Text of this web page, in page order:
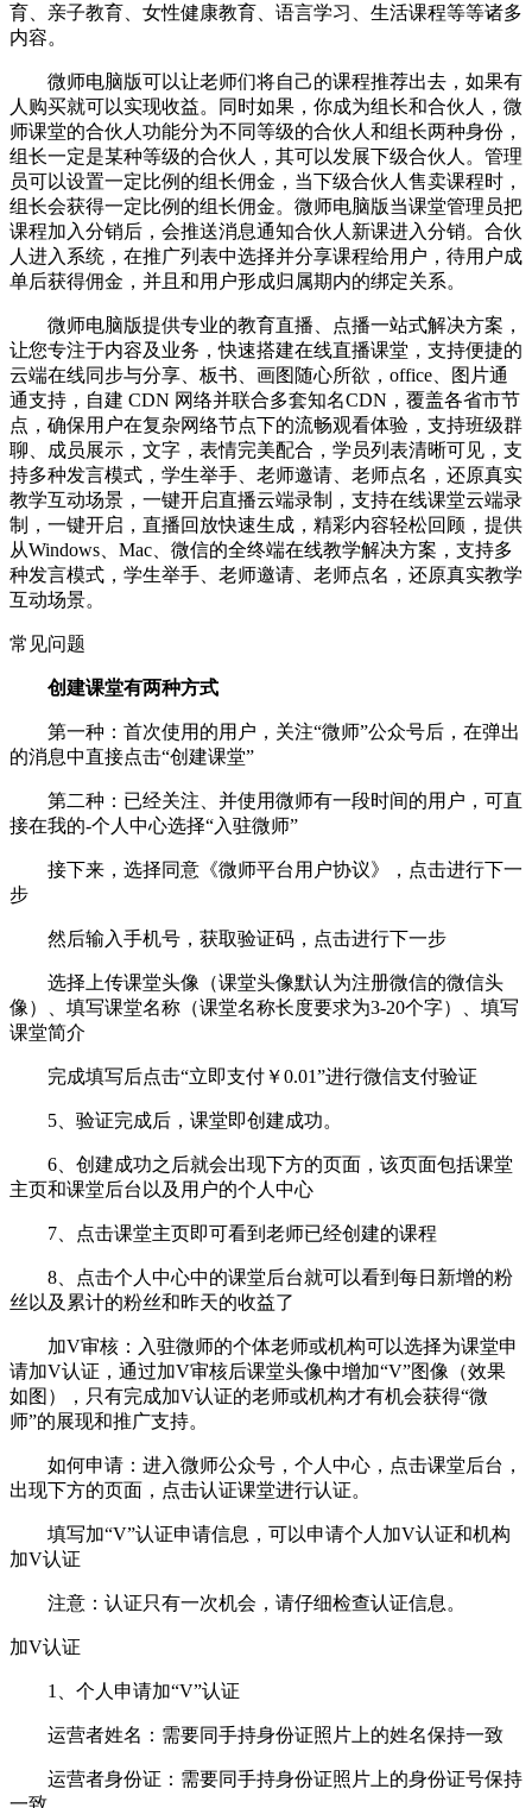
育、亲子教育、女性健康教育、语言学习、生活课程等等诸多
内容。
微师电脑版可以让老师们将自己的课程推荐出去，如果有
人购买就可以实现收益。同时如果，你成为组长和合伙人，微
师课堂的合伙人功能分为不同等级的合伙人和组长两种身份，
组长一定是某种等级的合伙人，其可以发展下级合伙人。管理
员可以设置一定比例的组长佣金，当下级合伙人售卖课程时，
组长会获得一定比例的组长佣金。微师电脑版当课堂管理员把
课程加入分销后，会推送消息通知合伙人新课进入分销。合伙
人进入系统，在推广列表中选择并分享课程给用户，待用户成
单后获得佣金，并且和用户形成归属期内的绑定关系。
微师电脑版提供专业的教育直播、点播一站式解决方案，
让您专注于内容及业务，快速搭建在线直播课堂，支持便捷的
云端在线同步与分享、板书、画图随心所欲，office、图片通
通支持，自建 CDN 网络并联合多套知名CDN，覆盖各省市节
点，确保用户在复杂网络节点下的流畅观看体验，支持班级群
聊、成员展示，文字，表情完美配合，学员列表清晰可见，支
持多种发言模式，学生举手、老师邀请、老师点名，还原真实
教学互动场景，一键开启直播云端录制，支持在线课堂云端录
制，一键开启，直播回放快速生成，精彩内容轻松回顾，提供
从Windows、Mac、微信的全终端在线教学解决方案，支持多
种发言模式，学生举手、老师邀请、老师点名，还原真实教学
互动场景。
常见问题
创建课堂有两种方式
第一种：首次使用的用户，关注“微师”公众号后，在弹出
的消息中直接点击“创建课堂”
第二种：已经关注、并使用微师有一段时间的用户，可直
接在我的-个人中心选择“入驻微师”
接下来，选择同意《微师平台用户协议》，点击进行下一
步
然后输入手机号，获取验证码，点击进行下一步
选择上传课堂头像（课堂头像默认为注册微信的微信头
像）、填写课堂名称（课堂名称长度要求为3-20个字）、填写
课堂简介
完成填写后点击“立即支付￥0.01”进行微信支付验证
5、验证完成后，课堂即创建成功。
6、创建成功之后就会出现下方的页面，该页面包括课堂
主页和课堂后台以及用户的个人中心
7、点击课堂主页即可看到老师已经创建的课程
8、点击个人中心中的课堂后台就可以看到每日新增的粉
丝以及累计的粉丝和昨天的收益了
加V审核：入驻微师的个体老师或机构可以选择为课堂申
请加V认证，通过加V审核后课堂头像中增加“V”图像（效果
如图），只有完成加V认证的老师或机构才有机会获得“微
师”的展现和推广支持。
如何申请：进入微师公众号，个人中心，点击课堂后台，
出现下方的页面，点击认证课堂进行认证。
填写加“V”认证申请信息，可以申请个人加V认证和机构
加V认证
注意：认证只有一次机会，请仔细检查认证信息。
加V认证
1、个人申请加“V”认证
运营者姓名：需要同手持身份证照片上的姓名保持一致
运营者身份证：需要同手持身份证照片上的身份证号保持
一致